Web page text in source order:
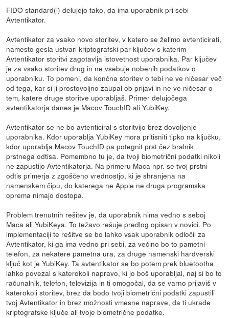
FIDO standard(i) delujejo tako, da ima uporabnik pri sebi
Avtentikator.
Avtentikator za vsako novo storitev, v katero se želimo avtenticirati,
namesto gesla ustvari kriptografski par ključev s katerim
Avtentikator storitvi zagotavlja istovetnost uporabnika. Par ključev
je za vsako storitev drug in ne vsebuje nobenih podatkov o
uporabniku. To pomeni, da končna storitev o tebi ne ve ničesar več
od tega, kar si ji prostovoljno zaupal ob prijavi in ne ve ničesar o
tem, katere druge storitve uporabljaš. Primer delujočega
avtentikatorja danes je Macov TouchID ali YubiKey.
Avtentikator se ne bo avtenticiral s storitvijo brez dovoljenje
uporabnika. Kdor uporablja YubiKey mora pritisniti tipko na ključku,
kdor uporablja Macov TouchID pa potegnit prst čez bralnik
prstnega odtisa. Pomembno tu je, da tvoji biometrični podatki nikoli
ne zapustijo Avtentikatorja. Na primeru Maca npr. se tvoj prstni
odtis primerja z zgoščeno vrednostjo, ki je shranjena na
namenskem čipu, do katerega ne Apple ne druga programska
oprema nimajo dostopa.
Problem trenutnih rešitev je, da uporabnik nima vedno s seboj
Maca ali YubiKeya. To težavo rešuje predlog opisan v novici. Po
implementaciji te rešitve se bo lahko vsak uporabnik odločil za
Avtentikator, ki ga ima vedno pri sebi, za večino bo to pametni
telefon, za nekatere pametna ura, za druge namenski hardverski
ključ kot je YubiKey. Ta avtentikator se bo potem prek bluetootha
lahko povezal s katerokoli napravo, ki jo boš uporabljal, naj si bo to
računalnik, telefon, televizija in ti omogočal, da se varno prijaviš v
katerokoli storitev, brez da bodo tvoji biometrični podatki zapustili
tvoj Avtentikator in brez možnosti vmesne naprave, da ti ukrade
kriptografske ključe ali tvoje biometrične podatke.